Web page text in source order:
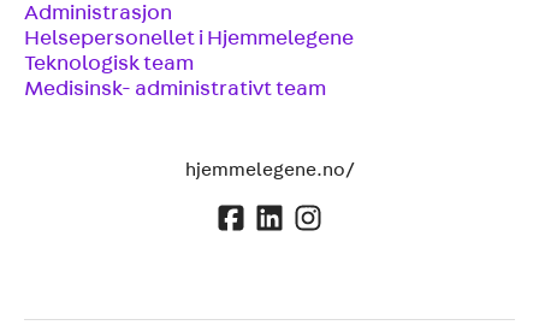
Administrasjon
Helsepersonellet i Hjemmelegene
Teknologisk team
Medisinsk- administrativt team
hjemmelegene.no/